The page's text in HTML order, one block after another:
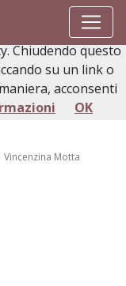
Vincenzina Motta
utilizzati si
ed utili
Chiudendo questo
su un link o
acconsenti
OK